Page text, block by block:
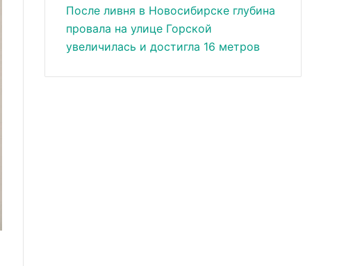
После ливня в Новосибирске глубина
провала на улице Горской
увеличилась и достигла 16 метров